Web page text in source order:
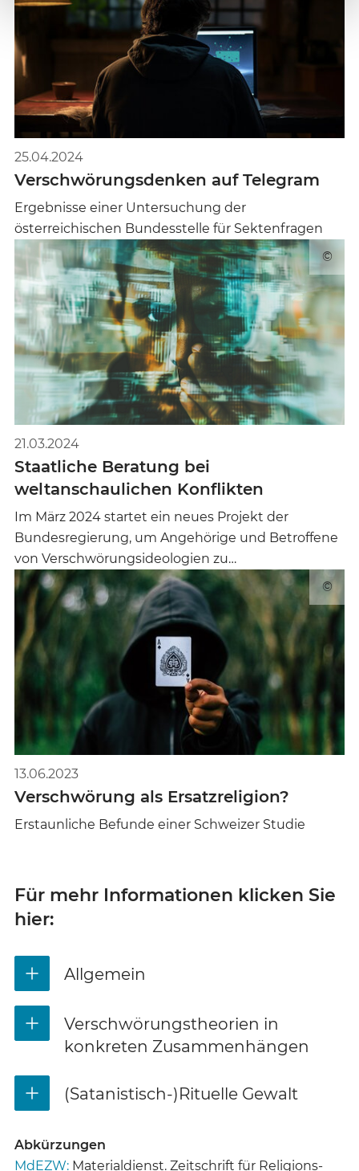
25.04.2024
Verschwörungsdenken auf Telegram
Ergebnisse einer Untersuchung der
österreichischen Bundesstelle für Sektenfragen
©
21.03.2024
Staatliche Beratung bei
weltanschaulichen Konflikten
Im März 2024 startet ein neues Projekt der
Bundesregierung, um Angehörige und Betroffene
von Verschwörungsideologien zu…
©
13.06.2023
Verschwörung als Ersatzreligion?
Erstaunliche Befunde einer Schweizer Studie
Für mehr Informationen klicken Sie
hier:
Allgemein
Verschwörungstheorien in
konkreten Zusammenhängen
(Satanistisch-)Rituelle Gewalt
Abkürzungen
MdEZW: Materialdienst. Zeitschrift für Religions-